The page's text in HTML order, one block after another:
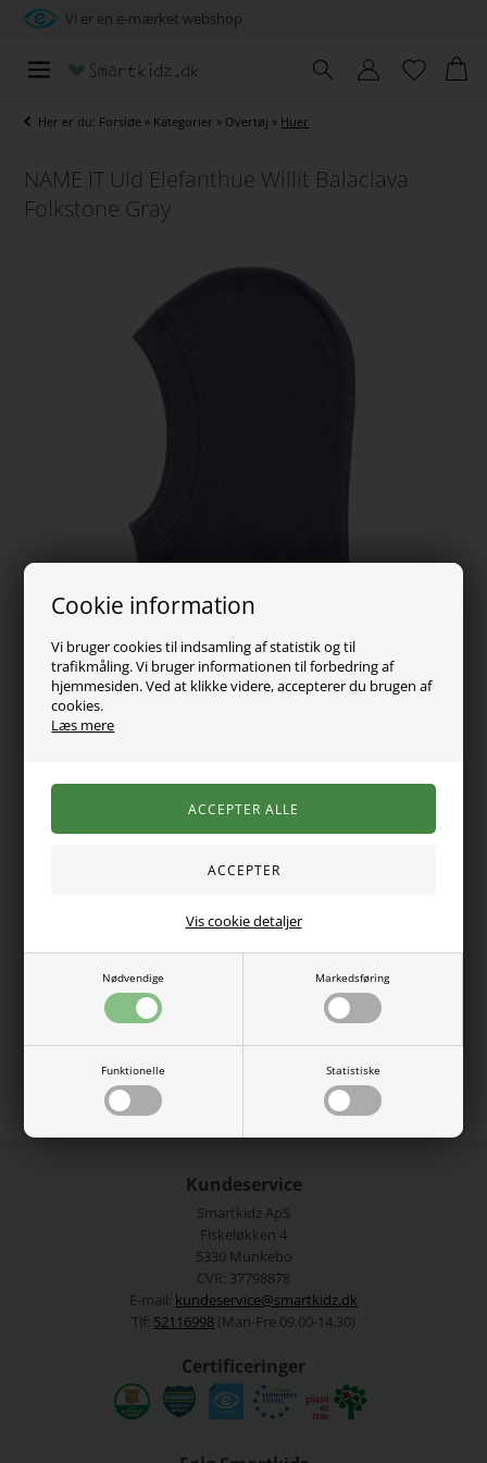
Cookie information
Vi bruger cookies til indsamling af statistik og til
trafikmåling. Vi bruger informationen til forbedring af
hjemmesiden. Ved at klikke videre, accepterer du brugen af
cookies.
Læs mere
Nødvendige Markedsføring
Funktionelle Statistiske
Vis cookie detaljer
Vi er en e-mærket webshop
Her er du: Forside » Kategorier » Overtøj » Huer
NAME IT Uld Elefanthue Willit Balaclava
Folkstone Gray
169,00
blødt merinould. Ekstra længde for neden så den også hjælper
100% merinould.
Vaskes ved 30 grader.
Varenummer: 13242043-4736532
Kundeservice
Smartkidz ApS
Fiskeløkken 4
5330 Munkebo
CVR: 37798878
E-mail: kundeservice@smartkidz.dk
Tlf: 52116998 (Man-Fre 09.00-14.30)
Certificeringer